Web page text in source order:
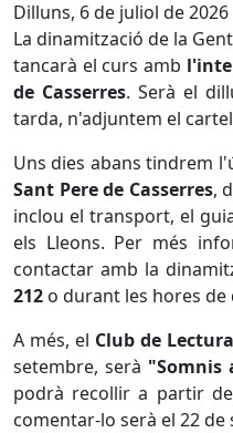
Dilluns, 6 de juliol de 2026
La dinamització de la
tancarà el curs amb
de Casserres. Serà el
tarda, n'adjuntem el
Uns dies abans tindrem
Sant Pere de Casserres,
inclou el transport, el
els Lleons. Per més
contactar amb la
212 o durant les hores de
A més, el Club de Lectura
setembre, serà "Somnis
podrà recollir a partir
comentar-lo serà el 22 de